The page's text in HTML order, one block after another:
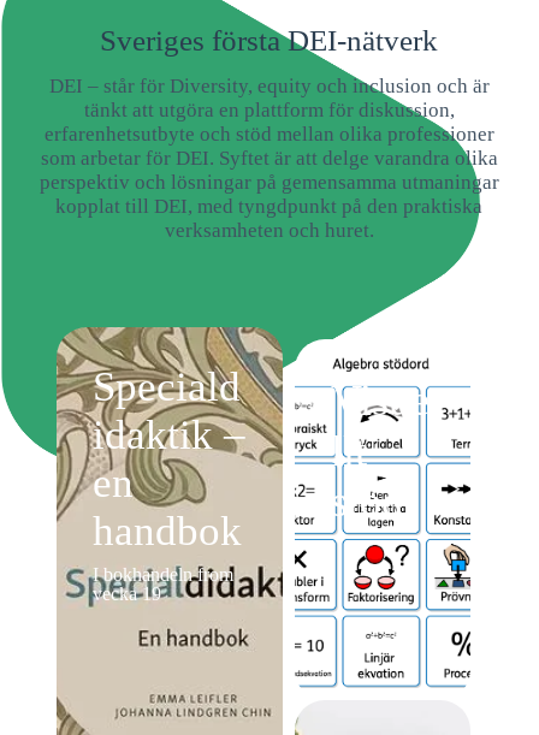
Sveriges första DEI-nätverk
DEI – står för Diversity, equity och inclusion och är
tänkt att utgöra en plattform för diskussion,
erfarenhetsutbyte och stöd mellan olika professioner
som arbetar för DEI. Syftet är att delge varandra olika
perspektiv och lösningar på gemensamma utmaningar
kopplat till DEI, med tyngdpunkt på den praktiska
verksamheten och huret.
Speciald
idaktik –
en
handbok
I bokhandeln from
vecka 19
Visue
llt
stöd